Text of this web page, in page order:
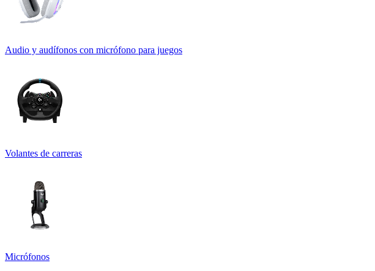
Audio y audífonos con micrófono para juegos
Volantes de carreras
Micrófonos